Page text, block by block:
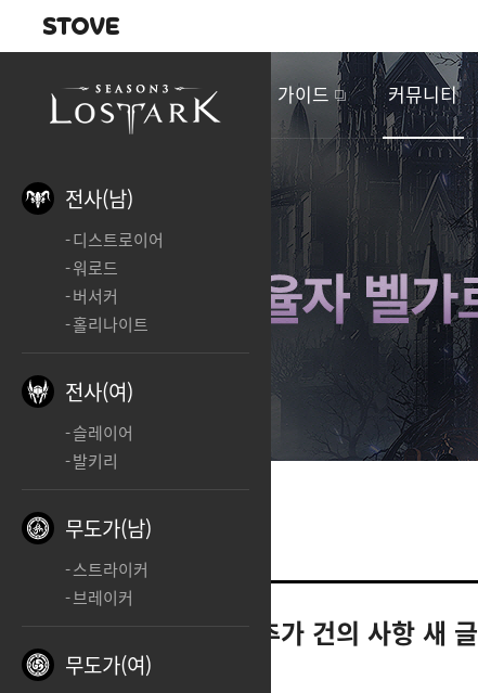
새소식 게임정보 가이드 커뮤니티
[버서커] 추가 건의 사항 새 글
2023.01.21 22:31
전사(남)
디스트로이어
워로드
버서커
홀리나이트
전사(여)
슬레이어
발키리
무도가(남)
스트라이커
브레이커
무도가(여)